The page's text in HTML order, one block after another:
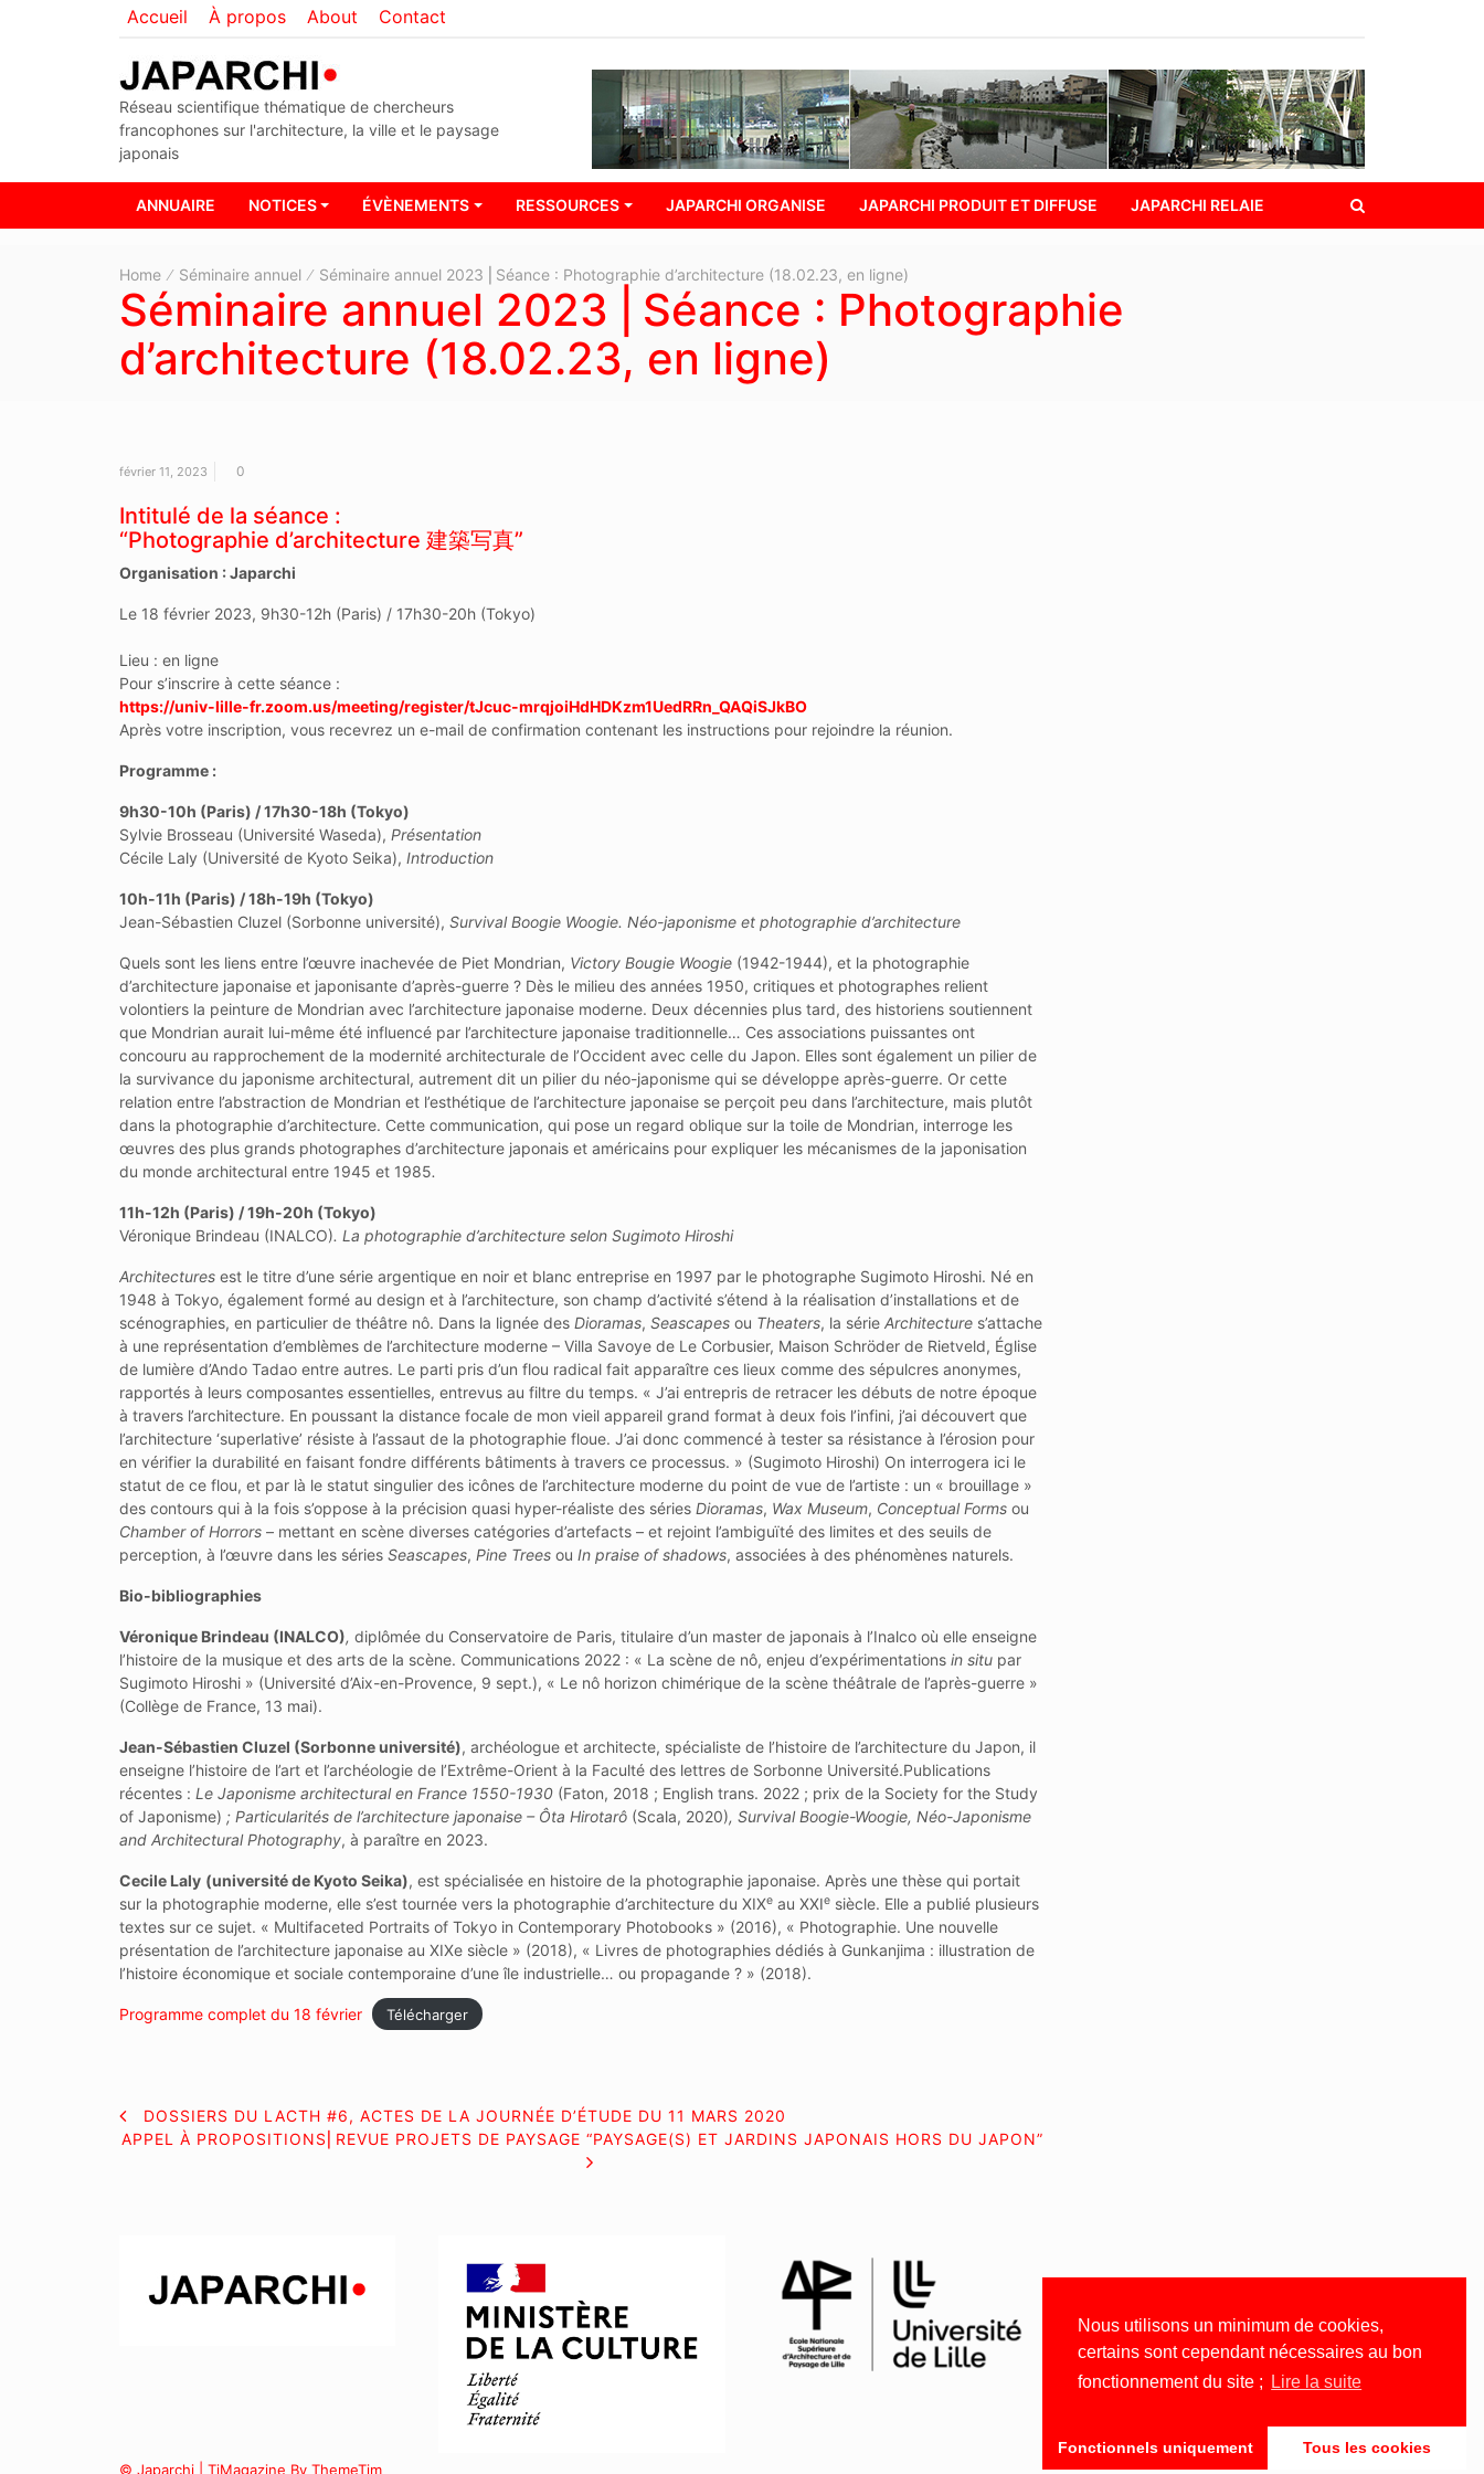
Nous utilisons un minimum de cookies,
certains sont cependant nécessaires au bon
fonctionnement du site ;
Lire la suite
Fonctionnels uniquement Tous les cookies
Accueil À propos About Contact
Réseau scientifique thématique de chercheurs
francophones sur l'architecture, la ville et le paysage
japonais
ANNUAIRE NOTICES ÉVÈNEMENTS RESSOURCES JAPARCHI ORGANISE JAPARCHI PRODUIT ET DIFFUSE JAPARCHI RELAIE
Home Séminaire annuel Séminaire annuel 2023 ⎜Séance : Photographie d’architecture (18.02.23, en ligne)
Séminaire annuel 2023 ⎜Séance : Photographie
d’architecture (18.02.23, en ligne)
février 11, 2023 0
Intitulé de la séance :
“Photographie d’architecture 建築写真”
Organisation : Japarchi
Le 18 février 2023, 9h30-12h (Paris) / 17h30-20h (Tokyo)
Lieu : en ligne
Pour s’inscrire à cette séance :
https://univ-lille-fr.zoom.us/meeting/register/tJcuc-mrqjoiHdHDKzm1UedRRn_QAQiSJkBO
Après votre inscription, vous recevrez un e-mail de confirmation contenant les instructions pour rejoindre la réunion.
Programme :
9h30-10h (Paris) / 17h30-18h (Tokyo)
Sylvie Brosseau (Université Waseda), Présentation
Cécile Laly (Université de Kyoto Seika), Introduction
10h-11h (Paris) / 18h-19h (Tokyo)
Jean-Sébastien Cluzel (Sorbonne université), Survival Boogie Woogie. Néo-japonisme et photographie d’architecture
Quels sont les liens entre l’œuvre inachevée de Piet Mondrian, Victory Bougie Woogie(1942-1944), et la photographie
d’architecture japonaise et japonisante d’après-guerre ? Dès le milieu des années 1950, critiques et photographes relient
volontiers la peinture de Mondrian avec l’architecture japonaise moderne. Deux décennies plus tard, des historiens soutiennent
que Mondrian aurait lui-même été influencé par l’architecture japonaise traditionnelle… Ces associations puissantes ont
concouru au rapprochement de la modernité architecturale de l’Occident avec celle du Japon. Elles sont également un pilier de
la survivance du japonisme architectural, autrement dit un pilier du néo-japonisme qui se développe après-guerre. Or cette
relation entre l’abstraction de Mondrian et l’esthétique de l’architecture japonaise se perçoit peu dans l’architecture, mais plutôt
dans la photographie d’architecture. Cette communication, qui pose un regard oblique sur la toile de Mondrian, interroge les
œuvres des plus grands photographes d’architecture japonais et américains pour expliquer les mécanismes de la japonisation
du monde architectural entre 1945 et 1985.
11h-12h (Paris) / 19h-20h (Tokyo)
Véronique Brindeau (INALCO). La photographie d’architecture selon Sugimoto Hiroshi
Architectures est le titre d’une série argentique en noir et blanc entreprise en 1997 par le photographe Sugimoto Hiroshi. Né en
1948 à Tokyo, également formé au design et à l’architecture, son champ d’activité s’étend à la réalisation d’installations et de
scénographies, en particulier de théâtre nô. Dans la lignée des Dioramas, Seascapesou Theaters, la série Architectures’attache
à une représentation d’emblèmes de l’architecture moderne – Villa Savoye de Le Corbusier, Maison Schröder de Rietveld, Église
de lumière d’Ando Tadao entre autres. Le parti pris d’un flou radical fait apparaître ces lieux comme des sépulcres anonymes,
rapportés à leurs composantes essentielles, entrevus au filtre du temps. « J’ai entrepris de retracer les débuts de notre époque
à travers l’architecture. En poussant la distance focale de mon vieil appareil grand format à deux fois l’infini, j’ai découvert que
l’architecture ‘superlative’ résiste à l’assaut de la photographie floue. J’ai donc commencé à tester sa résistance à l’érosion pour
en vérifier la durabilité en faisant fondre différents bâtiments à travers ce processus. » (Sugimoto Hiroshi) On interrogera ici le
statut de ce flou, et par là le statut singulier des icônes de l’architecture moderne du point de vue de l’artiste : un « brouillage »
des contours qui à la fois s’oppose à la précision quasi hyper-réaliste des séries Dioramas, Wax Museum, Conceptual Formsou
Chamber of Horrors– mettant en scène diverses catégories d’artefacts – et rejoint l’ambiguïté des limites et des seuils de
perception, à l’œuvre dans les séries Seascapes, Pine Treesou In praise of shadows, associées à des phénomènes naturels.
Bio-bibliographies
Véronique Brindeau (INALCO), diplômée du Conservatoire de Paris, titulaire d’un master de japonais à l’Inalco où elle enseigne
l’histoire de la musique et des arts de la scène. Communications 2022 : « La scène de nô, enjeu d’expérimentations in situpar
Sugimoto Hiroshi » (Université d’Aix-en-Provence, 9 sept.), « Le nô horizon chimérique de la scène théâtrale de l’après-guerre »
(Collège de France, 13 mai).
Jean-Sébastien Cluzel (Sorbonne université), archéologue et architecte, spécialiste de l’histoire de l’architecture du Japon, il
enseigne l’histoire de l’art et l’archéologie de l’Extrême-Orient à la Faculté des lettres de Sorbonne Université.Publications
récentes : Le Japonisme architectural en France 1550-1930 (Faton, 2018 ; English trans. 2022 ; prix de la Society for the Study
of Japonisme) ; Particularités de l’architecture japonaise – Ôta Hirotarô (Scala, 2020), Survival Boogie-Woogie, Néo-Japonisme
and Architectural Photography, à paraître en 2023.
Cecile Laly (université de Kyoto Seika), est spécialisée en histoire de la photographie japonaise. Après une thèse qui portait
sur la photographie moderne, elle s’est tournée vers la photographie d’architecture du XIXeau XXIesiècle. Elle a publié plusieurs
textes sur ce sujet. « Multifaceted Portraits of Tokyo in Contemporary Photobooks » (2016), « Photographie. Une nouvelle
présentation de l’architecture japonaise au XIXe siècle » (2018), « Livres de photographies dédiés à Gunkanjima : illustration de
l’histoire économique et sociale contemporaine d’une île industrielle… ou propagande ? » (2018).
Programme complet du 18 février Télécharger
NAVIGATION
DOSSIERS DU LACTH #6, ACTES DE LA JOURNÉE D’ÉTUDE DU 11 MARS 2020
APPEL À PROPOSITIONS⎜REVUE PROJETS DE PAYSAGE “PAYSAGE(S) ET JARDINS JAPONAIS HORS DU JAPON”
© Japarchi | TiMagazine By ThemeTim